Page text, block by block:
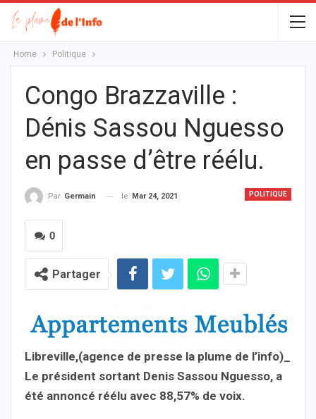
Home Politique
Congo Brazzaville :
Dénis Sassou Nguesso
en passe d’être réélu.
POLITIQUE
Par Germain le Mar 24, 2021
0
Partager
Libreville,(agence de presse la plume de l’info)_
Le président sortant Denis Sassou Nguesso, a
été annoncé réélu avec 88,57% de voix.